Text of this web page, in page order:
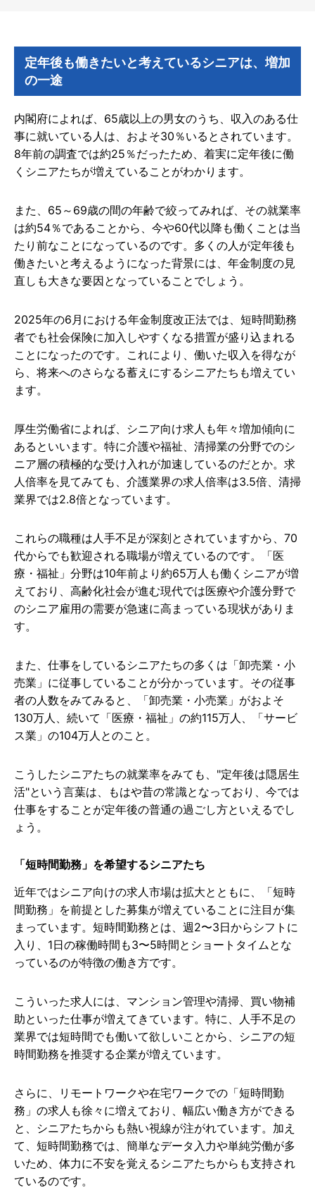
定年後も働きたいと考えているシニアは、増加
の一途
内閣府によれば、65歳以上の男女のうち、収入のある仕
事に就いている人は、およそ30％いるとされています。
8年前の調査では約25％だったため、着実に定年後に働
くシニアたちが増えていることがわかります。
また、65～69歳の間の年齢で絞ってみれば、その就業率
は約54％であることから、今や60代以降も働くことは当
たり前なことになっているのです。多くの人が定年後も
働きたいと考えるようになった背景には、年金制度の見
直しも大きな要因となっていることでしょう。
2025年の6月における年金制度改正法では、短時間勤務
者でも社会保険に加入しやすくなる措置が盛り込まれる
ことになったのです。これにより、働いた収入を得なが
ら、将来へのさらなる蓄えにするシニアたちも増えてい
ます。
厚生労働省によれば、シニア向け求人も年々増加傾向に
あるといいます。特に介護や福祉、清掃業の分野でのシ
ニア層の積極的な受け入れが加速しているのだとか。求
人倍率を見てみても、介護業界の求人倍率は3.5倍、清掃
業界では2.8倍となっています。
これらの職種は人手不足が深刻とされていますから、70
代からでも歓迎される職場が増えているのです。「医
療・福祉」分野は10年前より約65万人も働くシニアが増
えており、高齢化社会が進む現代では医療や介護分野で
のシニア雇用の需要が急速に高まっている現状がありま
す。
また、仕事をしているシニアたちの多くは「卸売業・小
売業」に従事していることが分かっています。その従事
者の人数をみてみると、「卸売業・小売業」がおよそ
130万人、続いて「医療・福祉」の約115万人、「サービ
ス業」の104万人とのこと。
こうしたシニアたちの就業率をみても、"定年後は隠居生
活"という言葉は、もはや昔の常識となっており、今では
仕事をすることが定年後の普通の過ごし方といえるでし
ょう。
「短時間勤務」を希望するシニアたち
近年ではシニア向けの求人市場は拡大とともに、「短時
間勤務」を前提とした募集が増えていることに注目が集
まっています。短時間勤務とは、週2〜3日からシフトに
入り、1日の稼働時間も3〜5時間とショートタイムとな
っているのが特徴の働き方です。
こういった求人には、マンション管理や清掃、買い物補
助といった仕事が増えてきています。特に、人手不足の
業界では短時間でも働いて欲しいことから、シニアの短
時間勤務を推奨する企業が増えています。
さらに、リモートワークや在宅ワークでの「短時間勤
務」の求人も徐々に増えており、幅広い働き方ができる
と、シニアたちからも熱い視線が注がれています。加え
て、短時間勤務では、簡単なデータ入力や単純労働が多
いため、体力に不安を覚えるシニアたちからも支持され
ているのです。